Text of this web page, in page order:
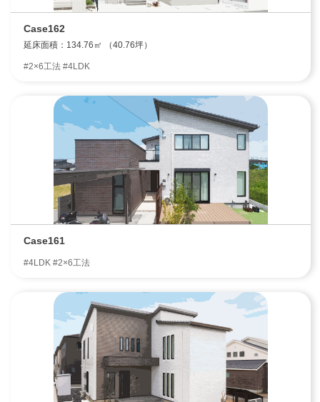
Case162
延床面積：134.76㎡ （40.76坪）
#2×6工法 #4LDK
Case161
#4LDK #2×6工法